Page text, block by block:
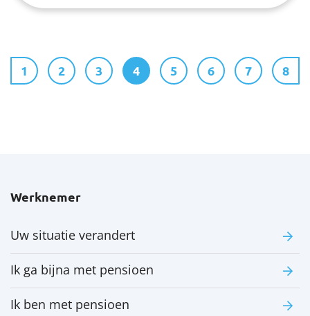
1 2 3 4 5 6 7 8
Werknemer
Uw situatie verandert
Ik ga bijna met pensioen
Ik ben met pensioen